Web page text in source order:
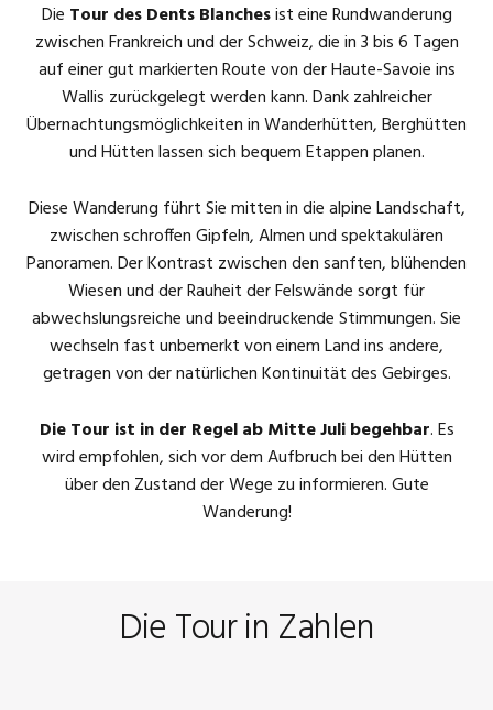
Die Tour des Dents Blanchesist eine Rundwanderung
zwischen Frankreich und der Schweiz, die in 3 bis 6 Tagen
auf einer gut markierten Route von der Haute-Savoie ins
Wallis zurückgelegt werden kann. Dank zahlreicher
Übernachtungsmöglichkeiten in Wanderhütten, Berghütten
und Hütten lassen sich bequem Etappen planen.
Diese Wanderung führt Sie mitten in die alpine Landschaft,
zwischen schroffen Gipfeln, Almen und spektakulären
Panoramen. Der Kontrast zwischen den sanften, blühenden
Wiesen und der Rauheit der Felswände sorgt für
abwechslungsreiche und beeindruckende Stimmungen. Sie
wechseln fast unbemerkt von einem Land ins andere,
getragen von der natürlichen Kontinuität des Gebirges.
Die Tour ist in der Regel ab Mitte Juli begehbar. Es
wird empfohlen, sich vor dem Aufbruch bei den Hütten
über den Zustand der Wege zu informieren. Gute
Wanderung!
Die Tour in Zahlen